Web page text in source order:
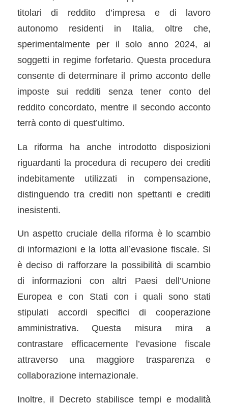
titolari di reddito d’impresa e di lavoro
autonomo residenti in Italia, oltre che,
sperimentalmente per il solo anno 2024, ai
soggetti in regime forfetario. Questa procedura
consente di determinare il primo acconto delle
imposte sui redditi senza tener conto del
reddito concordato, mentre il secondo acconto
terrà conto di quest’ultimo.
La riforma ha anche introdotto disposizioni
riguardanti la procedura di recupero dei crediti
indebitamente utilizzati in compensazione,
distinguendo tra crediti non spettanti e crediti
inesistenti.
Un aspetto cruciale della riforma è lo scambio
di informazioni e la lotta all’evasione fiscale. Si
è deciso di rafforzare la possibilità di scambio
di informazioni con altri Paesi dell’Unione
Europea e con Stati con i quali sono stati
stipulati accordi specifici di cooperazione
amministrativa. Questa misura mira a
contrastare efficacemente l’evasione fiscale
attraverso una maggiore trasparenza e
collaborazione internazionale.
Inoltre, il Decreto stabilisce tempi e modalità